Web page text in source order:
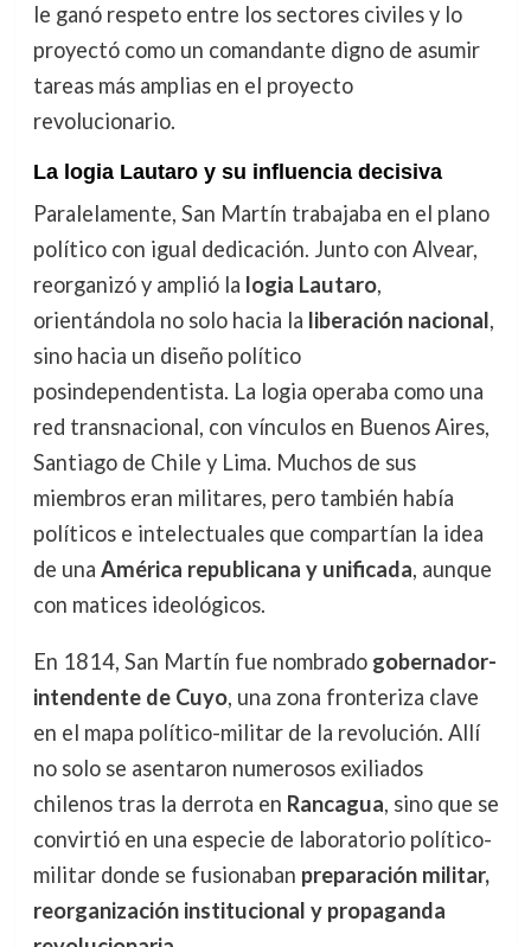
le ganó respeto entre los sectores civiles y lo
proyectó como un comandante digno de asumir
tareas más amplias en el proyecto
revolucionario.
La logia Lautaro y su influencia decisiva
Paralelamente, San Martín trabajaba en el plano
político con igual dedicación. Junto con Alvear,
reorganizó y amplió la logia Lautaro,
orientándola no solo hacia la liberación nacional,
sino hacia un diseño político
posindependentista. La logia operaba como una
red transnacional, con vínculos en Buenos Aires,
Santiago de Chile y Lima. Muchos de sus
miembros eran militares, pero también había
políticos e intelectuales que compartían la idea
de una América republicana y unificada, aunque
con matices ideológicos.
En 1814, San Martín fue nombrado gobernador-
intendente de Cuyo, una zona fronteriza clave
en el mapa político-militar de la revolución. Allí
no solo se asentaron numerosos exiliados
chilenos tras la derrota en Rancagua, sino que se
convirtió en una especie de laboratorio político-
militar donde se fusionaban preparación militar,
reorganización institucional y propaganda